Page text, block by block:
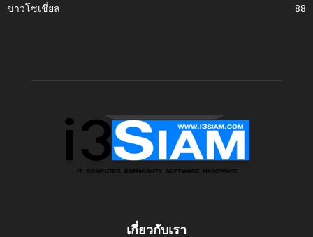
ข่าวโซเชี่ยล
88
เกี่ยวกับเรา